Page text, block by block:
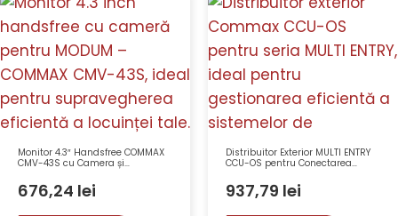
Monitor 4.3″ Handsfree COMMAX
CMV-43S cu Camera și
676,24 lei
Distribuitor Exterior MULTI ENTRY
CCU-OS pentru Conectarea
Distribuitoarelor de Bloc CCU-BS
937,79 lei